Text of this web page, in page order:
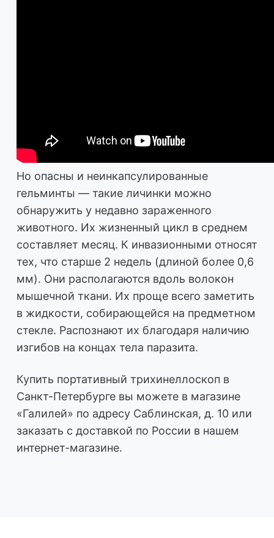
Но опасны и неинкапсулированные
гельминты — такие личинки можно
обнаружить у недавно зараженного
животного. Их жизненный цикл в среднем
составляет месяц. К инвазионными относят
тех, что старше 2 недель (длиной более 0,6
мм). Они располагаются вдоль волокон
мышечной ткани. Их проще всего заметить
в жидкости, собирающейся на предметном
стекле. Распознают их благодаря наличию
изгибов на концах тела паразита.
Купить портативный трихинеллоскоп в
Санкт-Петербурге вы можете в магазине
«Галилей» по адресу Саблинская, д. 10 или
заказать с доставкой по России в нашем
интернет-магазине.